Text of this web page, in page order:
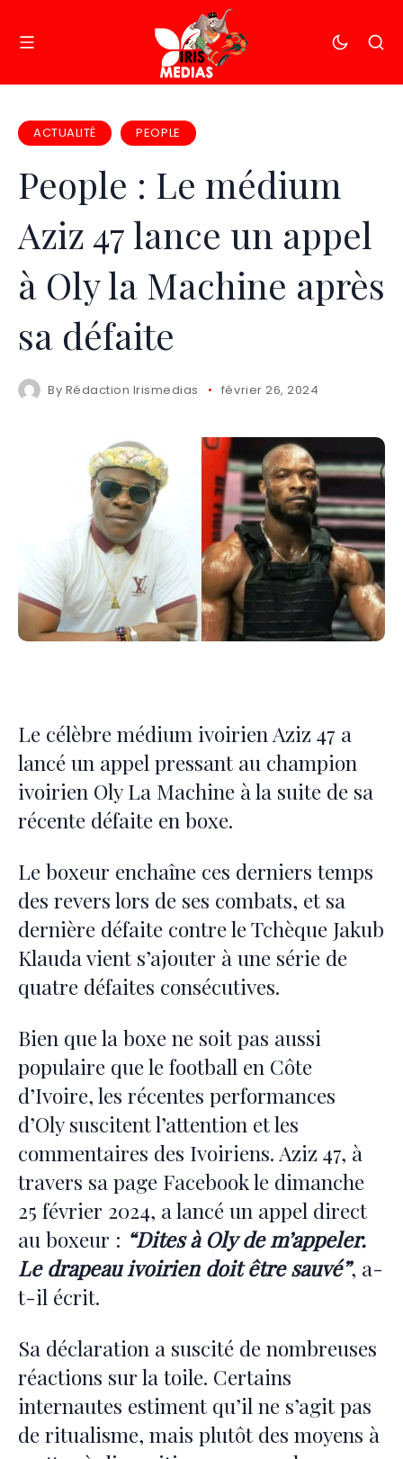
ACTUALITÉ PEOPLE
People : Le médium
Aziz 47 lance un appel
à Oly la Machine après
sa défaite
By Rédaction Irismedias février 26, 2024
Le célèbre médium ivoirien Aziz 47 a
lancé un appel pressant au champion
ivoirien Oly La Machine à la suite de sa
récente défaite en boxe.
Le boxeur enchaîne ces derniers temps
des revers lors de ses combats, et sa
dernière défaite contre le Tchèque Jakub
Klauda vient s’ajouter à une série de
quatre défaites consécutives.
Bien que la boxe ne soit pas aussi
populaire que le football en Côte
d’Ivoire, les récentes performances
d’Oly suscitent l’attention et les
commentaires des Ivoiriens. Aziz 47, à
travers sa page Facebook le dimanche
25 février 2024, a lancé un appel direct
au boxeur : “Dites à Oly de m’appeler.
Le drapeau ivoirien doit être sauvé”, a-
t-il écrit.
Sa déclaration a suscité de nombreuses
réactions sur la toile. Certains
internautes estiment qu’il ne s’agit pas
de ritualisme, mais plutôt des moyens à